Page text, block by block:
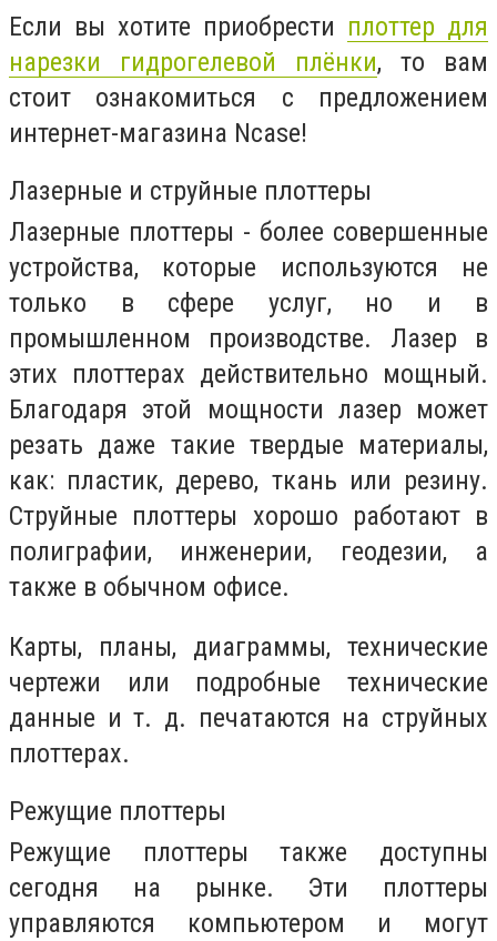
Если вы хотите приобрести плоттер для
нарезки гидрогелевой плёнки, то вам
стоит ознакомиться с предложением
интернет-магазина Ncase!
Лазерные и струйные плоттеры
Лазерные плоттеры - более совершенные
устройства, которые используются не
только в сфере услуг, но и в
промышленном производстве. Лазер в
этих плоттерах действительно мощный.
Благодаря этой мощности лазер может
резать даже такие твердые материалы,
как: пластик, дерево, ткань или резину.
Струйные плоттеры хорошо работают в
полиграфии, инженерии, геодезии, а
также в обычном офисе.
Карты, планы, диаграммы, технические
чертежи или подробные технические
данные и т. д. печатаются на струйных
плоттерах.
Режущие плоттеры
Режущие плоттеры также доступны
сегодня на рынке. Эти плоттеры
управляются компьютером и могут